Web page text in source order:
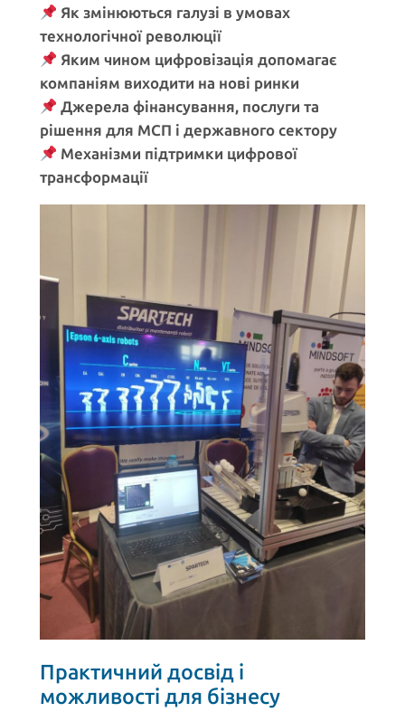
Як змінюються галузі в умовах
технологічної революції
Яким чином цифровізація допомагає
компаніям виходити на нові ринки
Джерела фінансування, послуги та
рішення для МСП і державного сектору
Механізми підтримки цифрової
трансформації
Практичний досвід і
можливості для бізнесу